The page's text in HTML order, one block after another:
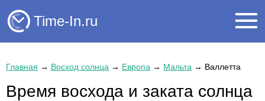
Time-In.ru
Главная → Восход солнца → Европа → Мальта → Валлетта
Время восхода и заката солнца